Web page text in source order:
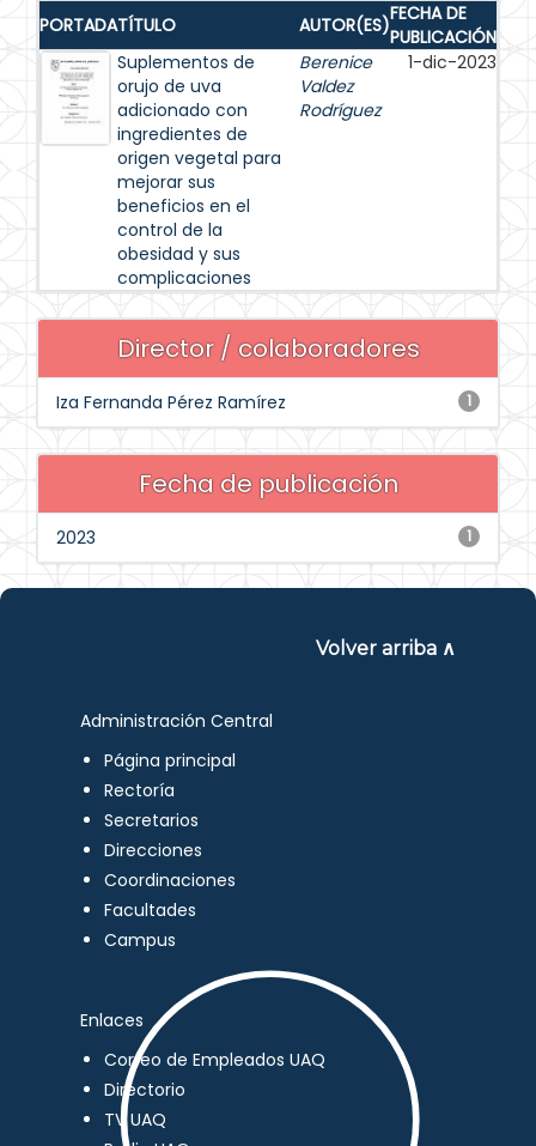
PORTADATÍTULO AUTOR(ES)FECHA DE
PUBLICACIÓN
Suplementos de
orujo de uva
adicionado con
ingredientes de
origen vegetal para
mejorar sus
beneficios en el
control de la
obesidad y sus
complicaciones
Berenice
Valdez
Rodríguez
1-dic-2023
Director / colaboradores
1
Iza Fernanda Pérez Ramírez
Fecha de publicación
1
2023
Volver arriba ∧
Administración Central
Página principal
Rectoría
Secretarios
Direcciones
Coordinaciones
Facultades
Campus
Enlaces
Correo de Empleados UAQ
Directorio
TV UAQ